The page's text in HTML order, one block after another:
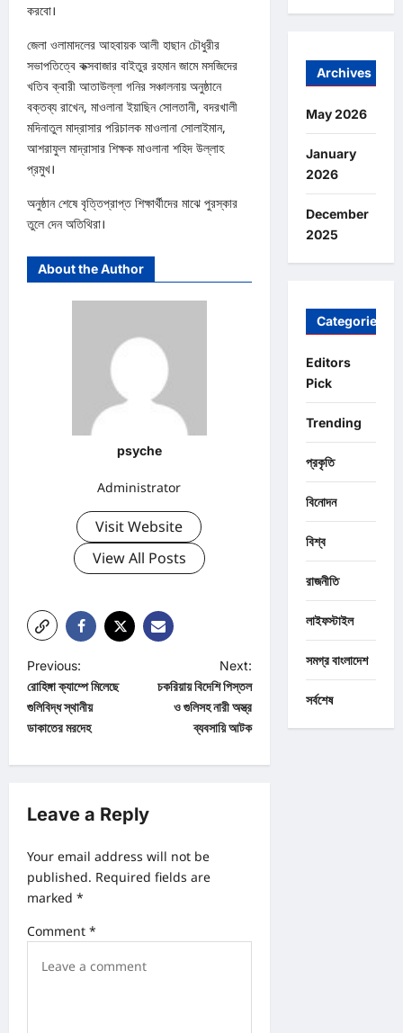
করবো।
জেলা ওলামাদলের আহবায়ক আলী হাছান চৌধুরীর
সভাপতিত্বে কক্সবাজার বাইতুর রহমান জামে মসজিদের
খতিব ক্বারী আতাউল্লা গনির সঞ্চালনায় অনুষ্ঠানে
বক্তব্য রাখেন, মাওলানা ইয়াছিন সোলতানী, বদরখালী
মদিনাতুল মাদ্রাসার পরিচালক মাওলানা সোলাইমান,
আশরাফুল মাদ্রাসার শিক্ষক মাওলানা শহিদ উল্লাহ
প্রমুখ।
অনুষ্ঠান শেষে বৃত্তিপ্রাপ্ত শিক্ষার্থীদের মাঝে পুরস্কার
তুলে দেন অতিথিরা।
About the Author
psyche
Administrator
Visit Website
View All Posts
P
o
s
a
i
g
t
Previous:
রোহিঙ্গা ক্যাম্পে মিলেছে
গুলিবিদ্ধ স্থানীয়
ডাকাতের মরদেহ
Next:
চকরিয়ায় বিদেশি পিস্তল
ও গুলিসহ নারী অস্ত্র
ব্যবসায়ি আটক
Leave a Reply
Your email address will not be
published. Required fields are
marked *
Comment *
Archives
May 2026
January
2026
December
2025
Categories
Editors
Pick
Trending
প্রকৃতি
বিনোদন
বিশ্ব
রাজনীতি
লাইফস্টাইল
সমগ্র বাংলাদেশ
সর্বশেষ